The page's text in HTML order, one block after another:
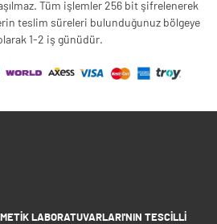
Tüm işlemler 256 bit şifrelenerek
teslim süreleri bulunduğunuz bölgeye
1-2 iş günüdür.
LABORATUVARLARI'NIN TESCILLI